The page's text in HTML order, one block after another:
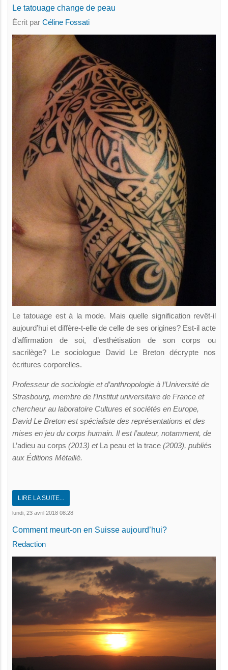
Le tatouage change de peau
Écrit par Céline Fossati
Le tatouage est à la mode. Mais quelle signification revêt-il
aujourd’hui et diffère-t-elle de celle de ses origines? Est-il acte
d’affirmation de soi, d’esthétisation de son corps ou
sacrilège? Le sociologue David Le Breton décrypte nos
écritures corporelles.
Professeur de sociologie et d’anthropologie à l’Université de
Strasbourg, membre de l’Institut universitaire de France et
chercheur au laboratoire Cultures et sociétés en Europe,
David Le Breton est spécialiste des représentations et des
mises en jeu du corps humain. Il est l’auteur, notamment, de
L’adieu au corps (2013) et La peau et la trace (2003), publiés
aux Éditions Métailié.
LIRE LA SUITE...
lundi, 23 avril 2018 08:28
Comment meurt-on en Suisse aujourd’hui?
Redaction